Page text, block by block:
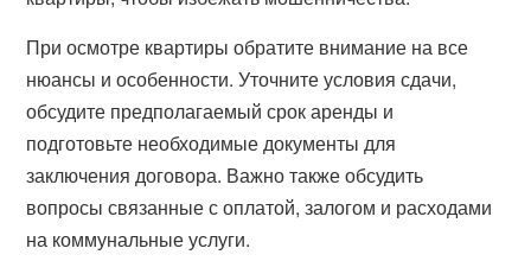
При осмотре квартиры обратите внимание на все
нюансы и особенности. Уточните условия сдачи,
обсудите предполагаемый срок аренды и
подготовьте необходимые документы для
заключения договора. Важно также обсудить
вопросы связанные с оплатой, залогом и расходами
на коммунальные услуги.